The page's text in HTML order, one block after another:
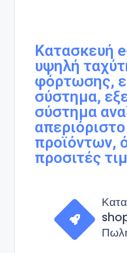
Κατασκευή
υψηλή
φόρτωσης,
σύστημα,
σύστημα
προϊόντων,
προσιτές